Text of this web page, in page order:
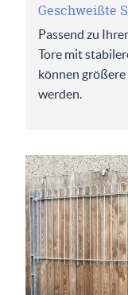
Geschweißte
Passend zu
Tore mit
können
werden.